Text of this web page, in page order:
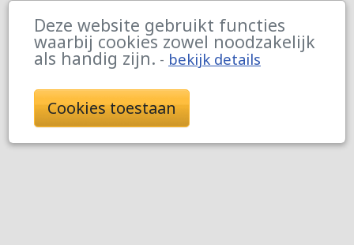
Deze website gebruikt functies
waarbij cookies zowel noodzakelijk
als handig zijn. - bekijk details
Cookies toestaan